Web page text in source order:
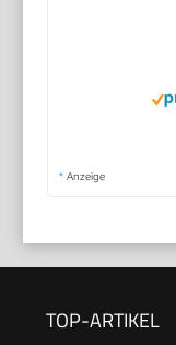
* Anzeige
TOP-ARTIKEL